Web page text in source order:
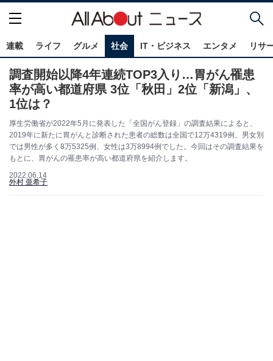
連載 ライフ グルメ 社会 IT・ビジネス エンタメ リサ
調査開始以降4年連続TOP3入り…胃がん罹患
率が高い都道府県 3位「秋田」2位「新潟」、
1位は？
厚生労働省が2022年5月に発表した「全国がん登録」の調査結果によると、
2019年に新たに胃がんと診断された患者の総数は全国で12万4319例。男女別
では男性が多く8万5325例、女性は3万8994例でした。今回はその調査結果を
もとに、胃がんの罹患率が高い都道府県を紹介します。
2022.06.14
外村 亜希子